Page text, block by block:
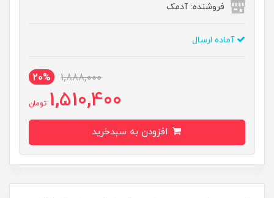
فروشنده: آدمک
آماده ارسال
1,888,000
20%
1,510,400 تومان